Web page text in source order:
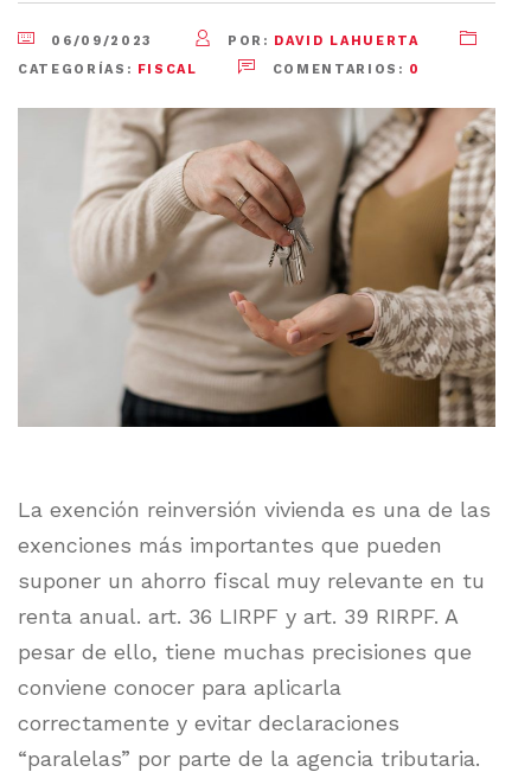
06/09/2023 POR: DAVID LAHUERTA
CATEGORÍAS: FISCAL COMENTARIOS: 0
La exención reinversión vivienda es una de las
exenciones más importantes que pueden
suponer un ahorro fiscal muy relevante en tu
renta anual. art. 36 LIRPF y art. 39 RIRPF. A
pesar de ello, tiene muchas precisiones que
conviene conocer para aplicarla
correctamente y evitar declaraciones
“paralelas” por parte de la agencia tributaria.